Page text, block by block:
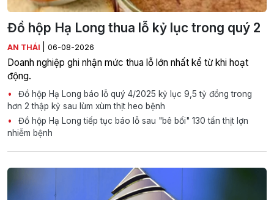
Đồ hộp Hạ Long thua lỗ kỷ lục trong quý 2
AN THÁI 06-08-2026
Doanh nghiệp ghi nhận mức thua lỗ lớn nhất kể từ khi hoạt
động.
Đồ hộp Hạ Long báo lỗ quý 4/2025 kỷ lục 9,5 tỷ đồng trong
hơn 2 thập kỷ sau lùm xùm thịt heo bệnh
Đồ hộp Hạ Long tiếp tục báo lỗ sau "bê bối" 130 tấn thịt lợn
nhiễm bệnh